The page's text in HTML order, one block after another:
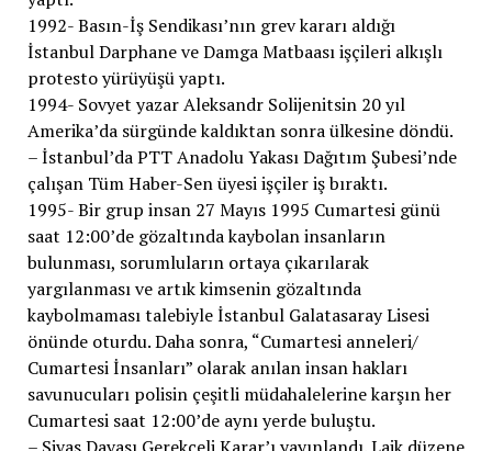
1992- Basın-İş Sendikası’nın grev kararı aldığı
İstanbul Darphane ve Damga Matbaası işçileri alkışlı
protesto yürüyüşü yaptı.
1994- Sovyet yazar Aleksandr Solijenitsin 20 yıl
Amerika’da sürgünde kaldıktan sonra ülkesine döndü.
– İstanbul’da PTT Anadolu Yakası Dağıtım Şubesi’nde
çalışan Tüm Haber-Sen üyesi işçiler iş bıraktı.
1995- Bir grup insan 27 Mayıs 1995 Cumartesi günü
saat 12:00’de gözaltında kaybolan insanların
bulunması, sorumluların ortaya çıkarılarak
yargılanması ve artık kimsenin gözaltında
kaybolmaması talebiyle İstanbul Galatasaray Lisesi
önünde oturdu. Daha sonra, “Cumartesi anneleri/
Cumartesi İnsanları” olarak anılan insan hakları
savunucuları polisin çeşitli müdahalelerine karşın her
Cumartesi saat 12:00’de aynı yerde buluştu.